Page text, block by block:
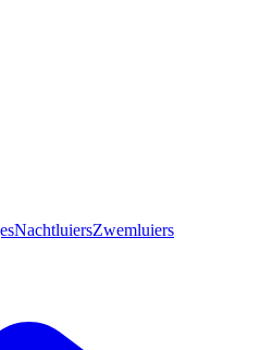
NachtluiersZwemluiers